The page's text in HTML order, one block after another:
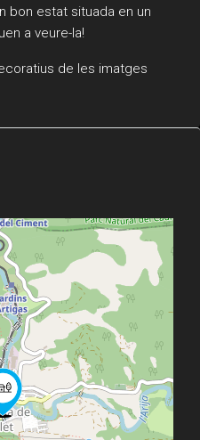
bon estat situada en un
a veure-la!
de les imatges